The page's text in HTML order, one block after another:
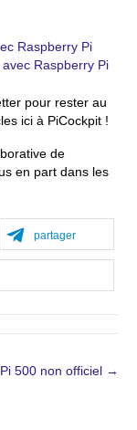
Raspberry Pi
Raspberry Pi
pour rester au
ici à PiCockpit !
de
en part dans les
partager
500 non officiel →